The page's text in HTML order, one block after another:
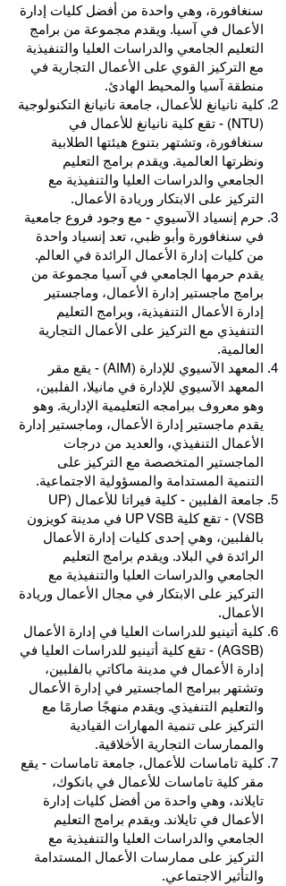
سنغافورة، وهي واحدة من أفضل كليات إدارة
الأعمال في آسيا. ويقدم مجموعة من برامج
التعليم الجامعي والدراسات العليا والتنفيذية
مع التركيز القوي على الأعمال التجارية في
منطقة آسيا والمحيط الهادئ.
كلية نانيانغ للأعمال، جامعة نانيانغ التكنولوجية
(NTU) - تقع كلية نانيانغ للأعمال في
سنغافورة، وتشتهر بتنوع هيئتها الطلابية
ونظرتها العالمية. ويقدم برامج التعليم
الجامعي والدراسات العليا والتنفيذية مع
التركيز على الابتكار وريادة الأعمال.
حرم إنسياد الآسيوي - مع وجود فروع جامعية
في سنغافورة وأبو ظبي، تعد إنسياد واحدة
من كليات إدارة الأعمال الرائدة في العالم.
يقدم حرمها الجامعي في آسيا مجموعة من
برامج ماجستير إدارة الأعمال، وماجستير
إدارة الأعمال التنفيذية، وبرامج التعليم
التنفيذي مع التركيز على الأعمال التجارية
العالمية.
المعهد الآسيوي للإدارة (AIM) - يقع مقر
المعهد الآسيوي للإدارة في مانيلا، الفلبين،
وهو معروف ببرامجه التعليمية الإدارية. وهو
يقدم ماجستير إدارة الأعمال، وماجستير إدارة
الأعمال التنفيذي، والعديد من درجات
الماجستير المتخصصة مع التركيز على
التنمية المستدامة والمسؤولية الاجتماعية.
جامعة الفلبين - كلية فيراتا للأعمال (UP
VSB) - تقع كلية UP VSB في مدينة كويزون
بالفلبين، وهي إحدى كليات إدارة الأعمال
الرائدة في البلاد. ويقدم برامج التعليم
الجامعي والدراسات العليا والتنفيذية مع
التركيز على الابتكار في مجال الأعمال وريادة
الأعمال.
كلية أتينيو للدراسات العليا في إدارة الأعمال
(AGSB) - تقع كلية أتينيو للدراسات العليا في
إدارة الأعمال في مدينة ماكاتي بالفلبين،
وتشتهر ببرامج الماجستير في إدارة الأعمال
والتعليم التنفيذي. ويقدم منهجًا صارمًا مع
التركيز على تنمية المهارات القيادية
والممارسات التجارية الأخلاقية.
كلية تاماسات للأعمال، جامعة تاماسات - يقع
مقر كلية تاماسات للأعمال في بانكوك،
تايلاند، وهي واحدة من أفضل كليات إدارة
الأعمال في تايلاند. ويقدم برامج التعليم
الجامعي والدراسات العليا والتنفيذية مع
التركيز على ممارسات الأعمال المستدامة
والتأثير الاجتماعي.